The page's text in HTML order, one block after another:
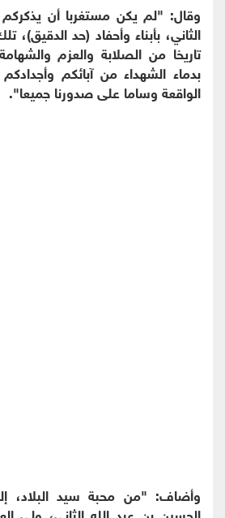
وقال: "لم يكن مستغربا أن يذكركم
الثاني، بأبناء وأحفاد (حد الدقيق)،
تاريخا من الصلابة والعزم
بدماء الشهداء من آبائكم
الواقعة وساما على صدورنا جميعا".
وأضاف: "من محبة سيد البلاد،